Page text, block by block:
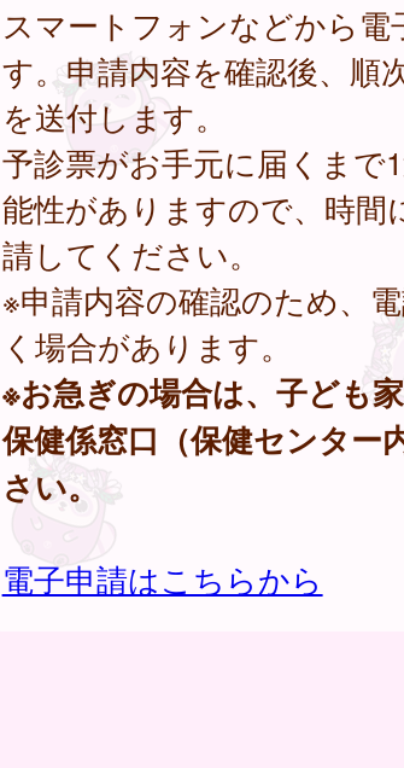
スマートフォンなどから電
す。申請内容を確認後、順
を送付します。
予診票がお手元に届くまで
能性がありますので、時間
請してください。
※申請内容の確認のため、
く場合があります。
※お急ぎの場合は、子ども
保健係窓口（保健センター
さい。
電子申請はこちらから